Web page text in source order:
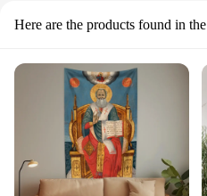
Here are the products found in the